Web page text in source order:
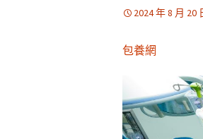
2024 年 8 月 20
包養網